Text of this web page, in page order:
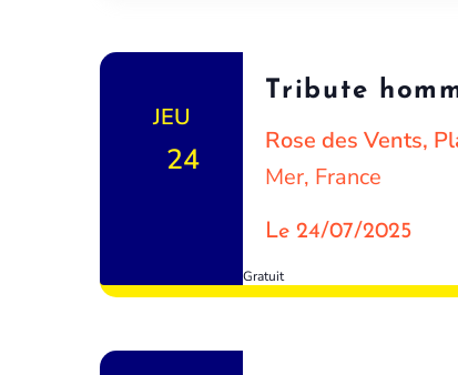
JEU
24
Tribute
Rose des Vents,
Mer, France
Le 24/07/2025
Gratuit